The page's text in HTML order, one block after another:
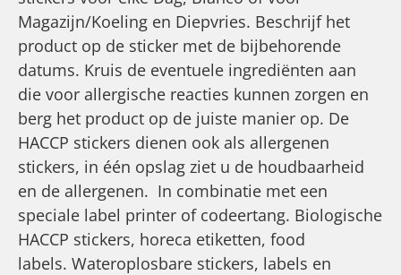
Magazijn/Koeling en Diepvries. Beschrijf het
product op de sticker met de bijbehorende
datums. Kruis de eventuele ingrediënten aan
die voor allergische reacties kunnen zorgen en
berg het product op de juiste manier op. De
HACCP stickers dienen ook als allergenen
stickers, in één opslag ziet u de houdbaarheid
en de allergenen. In combinatie met een
speciale label printer of codeertang. Biologische
HACCP stickers, horeca etiketten, food
labels. Wateroplosbare stickers, labels en